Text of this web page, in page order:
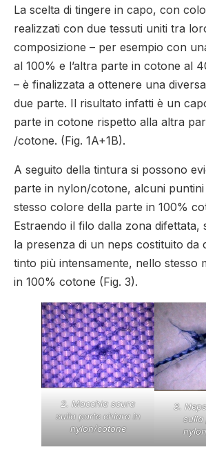
La scelta di tingere in capo, con
realizzati con due tessuti uniti tra
composizione – per esempio con
al 100% e l’altra parte in cotone al
– è finalizzata a ottenere una
due parte. Il risultato infatti è un
parte in cotone rispetto alla altra
/cotone. (Fig. 1A+1B).
A seguito della tintura si possono
parte in nylon/cotone, alcuni
stesso colore della parte in 100%
Estraendo il filo dalla zona difettata,
la presenza di un neps costituito da
tinto più intensamente, nello stesso
in 100% cotone (Fig. 3).
2. Macchia scura
sulla parte chiara in
nylon/cotone
3.
sulla